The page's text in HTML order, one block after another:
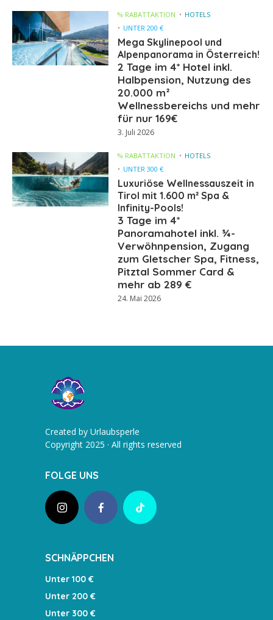
% RABATTAKTION
HOTELS
UNTER 200 €
Mega Skylinepool und
Alpenpanorama in Österreich!
2 Tage im 4* Hotel inkl.
Halbpension, Nutzung des
20.000 m²
Wellnessbereichs und mehr
für nur 169€
3. Juli 2026
% RABATTAKTION
HOTELS
UNTER 300 €
Luxuriöse Wellnessauszeit in
Tirol mit 1.600 m² Spa &
Infinity-Pools!
3 Tage im 4*
Panoramahotel inkl. ¾-
Verwöhnpension, Zugang
zum Gletscher Spa, Fitness,
Pitztal Sommer Card &
mehr ab 289 €
24. Mai 2026
Created by Urlaubsperle
Copyright 2025 · All rights reserved
FOLGE UNS
SCHNÄPPCHEN
Unter 100 €
Unter 200 €
Unter 300 €